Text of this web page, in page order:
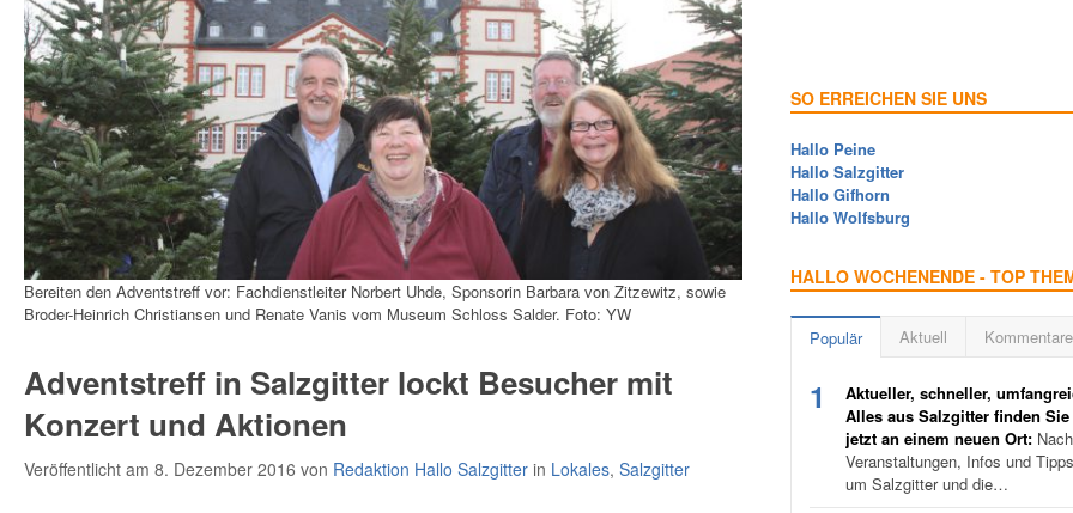
Bereiten den Adventstreff vor: Fachdienstleiter Norbert Uhde, Sponsorin Barbara von Zitzewitz, sowie
Broder-Heinrich Christiansen und Renate Vanis vom Museum Schloss Salder. Foto: YW
Adventstreff in Salzgitter lockt Besucher mit
Konzert und Aktionen
Veröffentlicht am 8. Dezember 2016 von Redaktion Hallo Salzgitter in Lokales, Salzgitter
SO ERREICHEN SIE UNS
Hallo Peine
Hallo Salzgitter
Hallo Gifhorn
Hallo Wolfsburg
HALLO WOCHENENDE - TOP
Populär Aktuell Kommentare
1
Aktueller, schneller,
Alles aus Salzgitter finden
jetzt an einem neuen Ort:
Veranstaltungen, Infos und
um Salzgitter und die…